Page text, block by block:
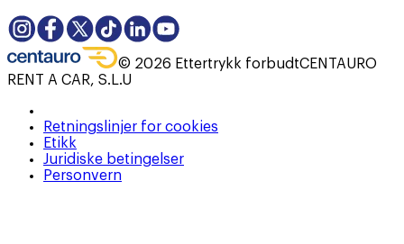
© 2026 Ettertrykk forbudtCENTAURO
RENT A CAR, S.L.U
Retningslinjer for cookies
Etikk
Juridiske betingelser
Personvern